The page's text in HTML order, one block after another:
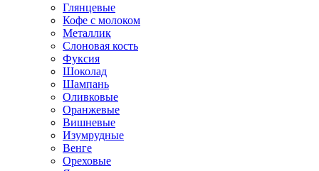
Глянцевые
Кофе с молоком
Металлик
Слоновая кость
Фуксия
Шоколад
Шампань
Оливковые
Оранжевые
Вишневые
Изумрудные
Венге
Ореховые